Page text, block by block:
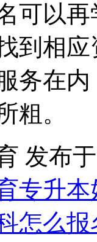
可以
到相
务在
粗。
发布
专升
怎么